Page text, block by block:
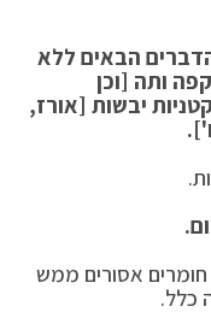
הבאים ללא
- מלח, סוכר, דבש 100%, קפה ותה [וכן
יבשות [אורז,
.
.
אסורים ממש
כלל.